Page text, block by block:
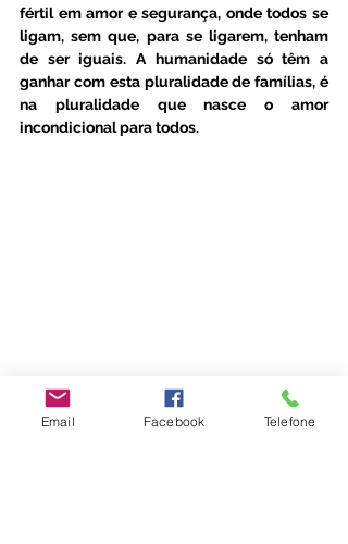
fértil em amor e segurança, onde todos se
ligam, sem que, para se ligarem, tenham
de ser iguais. A humanidade só têm a
ganhar com esta pluralidade de famílias, é
na pluralidade que nasce o amor
incondicional para todos.
Email Facebook Telefone